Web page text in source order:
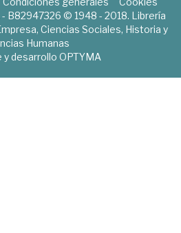
B82947326 © 1948 - 2018. Librería
Ciencias Sociales, Historia y
Humanas
y desarrollo OPTYMA